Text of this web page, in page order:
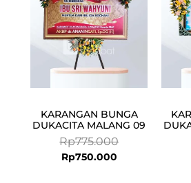
KARANGAN BUNGA
DUKACITA MALANG 09
Rp775.000
Rp750.000